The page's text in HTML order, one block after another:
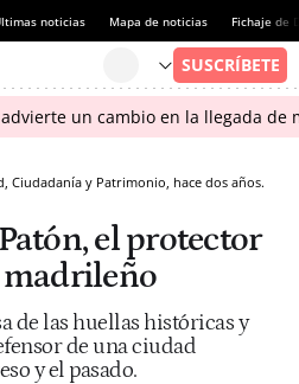
noticias Mapa de noticias Fichaje de
un cambio en la llegada
Ciudadanía y Patrimonio, hace dos años.
el protector
de las huellas históricas y
de una ciudad
y el pasado.